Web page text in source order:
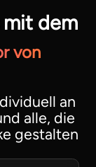
dem
von
an
alle, die
gestalten